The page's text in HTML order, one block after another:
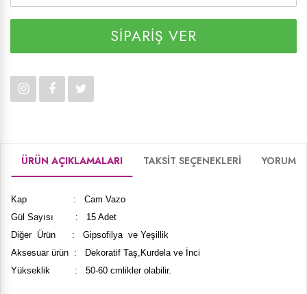
SİPARİŞ VER
ÜRÜN AÇIKLAMALARI TAKSİT SEÇENEKLERİ
Kap : Cam Vazo
Gül Sayısı : 15 Adet
Diğer Ürün : Gipsofilya ve Yeşillik
Aksesuar ürün : Dekoratif Taş,Kurdela ve İnci
Yükseklik : 50-60 cmlikler olabilir.